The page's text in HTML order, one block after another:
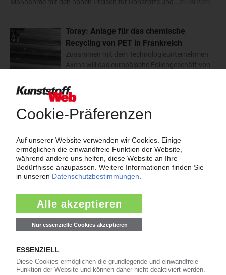
Toray: Anlage für das chemische
Recycling von PET in Frankreich
Zusammen mit dem Technologieunternehmen
Axens will das europäische Foliengeschäft von
von PET errichten. Entstehen soll sie bei Toray Films Europe am
französischen Standort…
Geschäftsführer der Composites-Sparte
Seit dem 1. April 2022 ist Erik Delnoij neuer
Europa-Geschäftsführer des Geschäftsbereichs
„Advanced Composites“ von Toray . Sein
Vorgänger Frank Meurs, der unter anderem für die Übernahme
Zoltek: Mehr Kapazität für Carbonfasern
in Mexiko
Verstärkungsmaterialien erneut aus. Nach dem